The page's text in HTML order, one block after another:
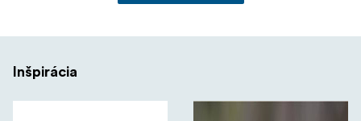
Inšpirácia